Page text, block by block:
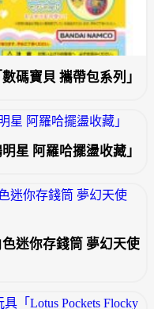
碼寶貝 攜帶包系列」
星 阿羅哈擺盪收藏」
迷你存錢筒 夢幻天使